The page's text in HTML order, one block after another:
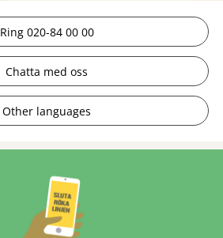
Ring 020-84 00 00
Chatta med oss
Other languages